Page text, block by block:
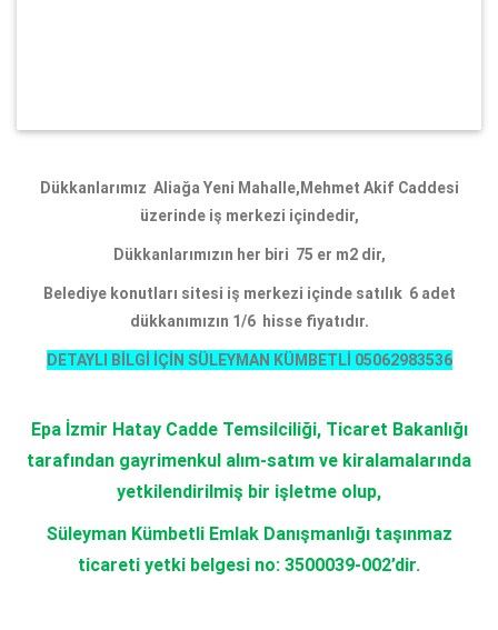
Dükkanlarımız Aliağa Yeni Mahalle,Mehmet Akif Caddesi
üzerinde iş merkezi içindedir,
Dükkanlarımızın her biri 75 er m2 dir,
Belediye konutları sitesi iş merkezi içinde satılık 6 adet
dükkanımızın 1/6 hisse fiyatıdır.
DETAYLI BİLGİ İÇİN SÜLEYMAN KÜMBETLİ 05062983536
Epa İzmir Hatay Cadde Temsilciliği, Ticaret Bakanlığı
tarafından gayrimenkul alım-satım ve kiralamalarında
yetkilendirilmiş bir işletme olup,
Süleyman Kümbetli Emlak Danışmanlığı taşınmaz
ticareti yetki belgesi no: 3500039-002’dir.